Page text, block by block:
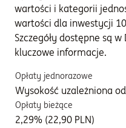
wartości i kategorii
wartości dla inwestycji
Szczegóły dostępne są
kluczowe informacje.
Opłaty jednorazowe
Wysokość uzależniona
Opłaty bieżące
2,29% (22,90 PLN)